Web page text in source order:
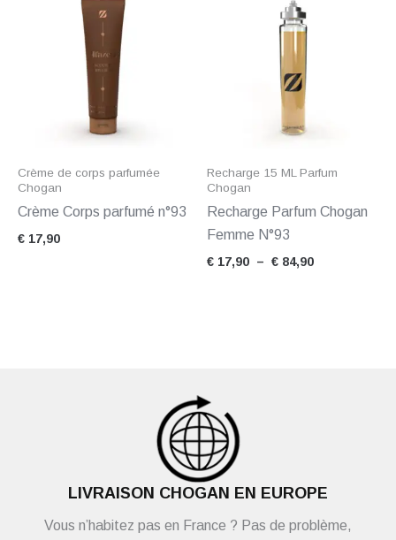
Crème de corps parfumée
Chogan
Crème Corps parfumé n°93
€ 17,90
Recharge 15 ML Parfum
Chogan
Recharge Parfum Chogan
Femme N°93
€ 17,90 – € 84,90
LIVRAISON CHOGAN EN EUROPE
Vous n’habitez pas en France ? Pas de problème,